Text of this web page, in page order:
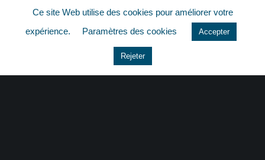
Ce site Web utilise des cookies pour améliorer votre
expérience.
Paramètres des cookies Accepter
Rejeter